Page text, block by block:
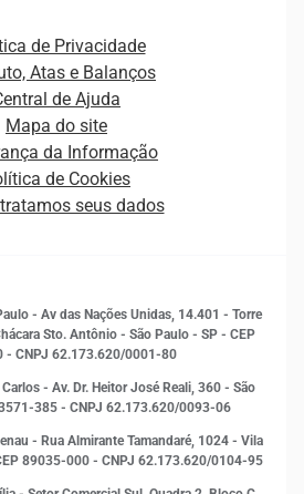
de decisão
Financeira
de Privacidade
Atas e Balanços
de Ajuda
Mapa do site
da Informação
de Cookies
seus dados
- Av das Nações Unidas, 14.401 - Torre
Sto. Antônio - São Paulo - SP - CEP
- CNPJ 62.173.620/0001-80
- Av. Dr. Heitor José Reali, 360 - São
385 - CNPJ 62.173.620/0093-06
- Rua Almirante Tamandaré, 1024 - Vila
89035-000 - CNPJ 62.173.620/0104-95